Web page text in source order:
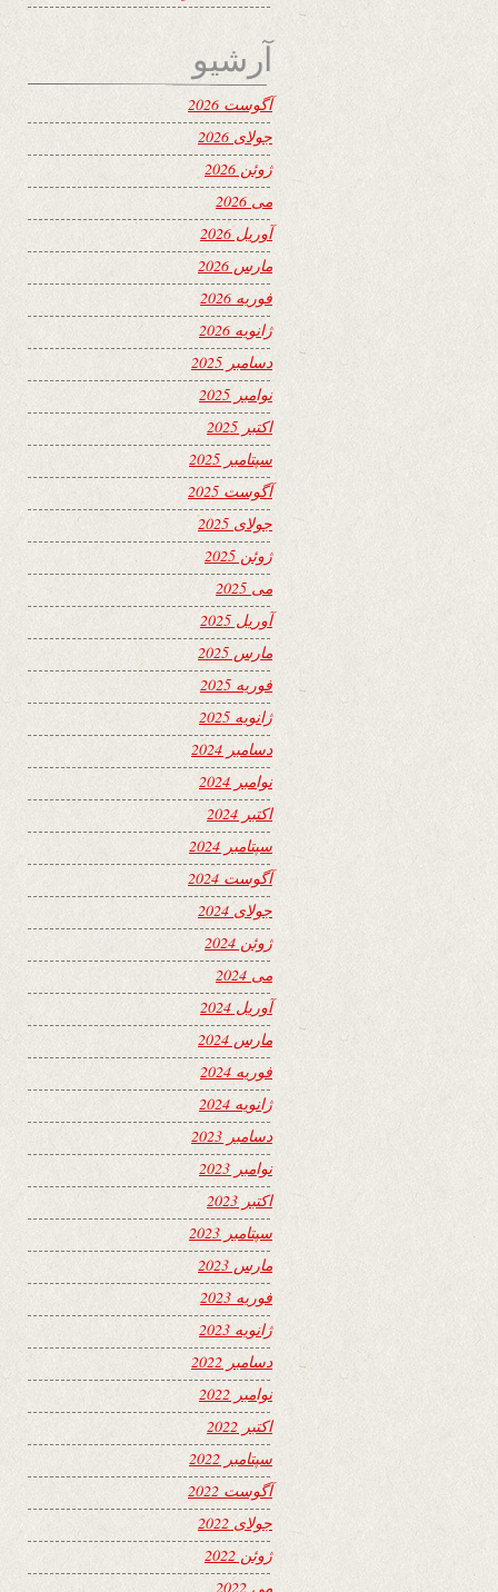
آرشیو
آگوست 2026
جولای 2026
ژوئن 2026
می 2026
آوریل 2026
مارس 2026
فوریه 2026
ژانویه 2026
دسامبر 2025
نوامبر 2025
اکتبر 2025
سپتامبر 2025
آگوست 2025
جولای 2025
ژوئن 2025
می 2025
آوریل 2025
مارس 2025
فوریه 2025
ژانویه 2025
دسامبر 2024
نوامبر 2024
اکتبر 2024
سپتامبر 2024
آگوست 2024
جولای 2024
ژوئن 2024
می 2024
آوریل 2024
مارس 2024
فوریه 2024
ژانویه 2024
دسامبر 2023
نوامبر 2023
اکتبر 2023
سپتامبر 2023
مارس 2023
فوریه 2023
ژانویه 2023
دسامبر 2022
نوامبر 2022
اکتبر 2022
سپتامبر 2022
آگوست 2022
جولای 2022
ژوئن 2022
می 2022